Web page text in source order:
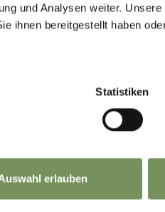
und Analysen weiter.
ihnen bereitgestellt haben
Statistiken
erlauben
UTILE?